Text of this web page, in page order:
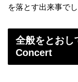
を落とす出来事でし
全般をとお
Concert